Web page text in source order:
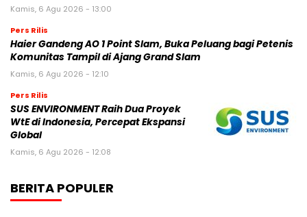
Kamis, 6 Agu 2026 - 13:00
Pers Rilis
Haier Gandeng AO 1 Point Slam, Buka Peluang bagi Petenis
Komunitas Tampil di Ajang Grand Slam
Kamis, 6 Agu 2026 - 12:10
Pers Rilis
SUS ENVIRONMENT Raih Dua Proyek
WtE di Indonesia, Percepat Ekspansi
Global
Kamis, 6 Agu 2026 - 12:08
BERITA POPULER